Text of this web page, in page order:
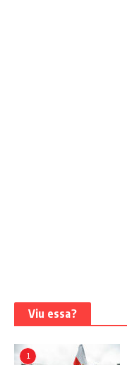
Viu essa?
1